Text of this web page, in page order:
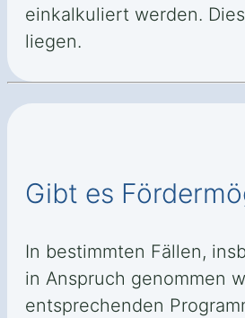
einkalkuliert werden.
liegen.
Gibt es
In bestimmten Fällen,
in Anspruch genommen
entsprechenden